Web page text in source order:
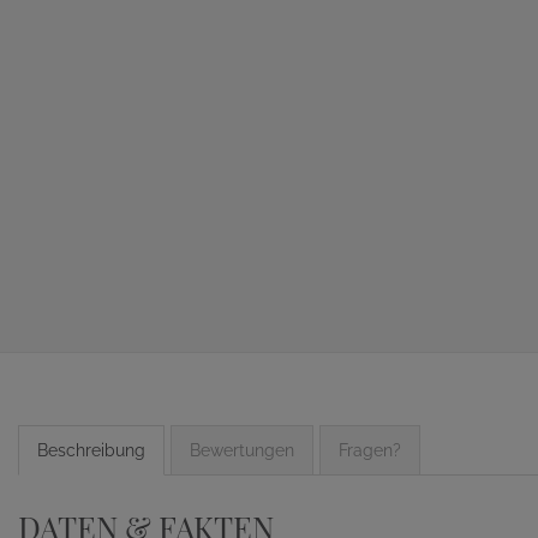
Beschreibung Bewertungen Fragen?
DATEN & FAKTEN